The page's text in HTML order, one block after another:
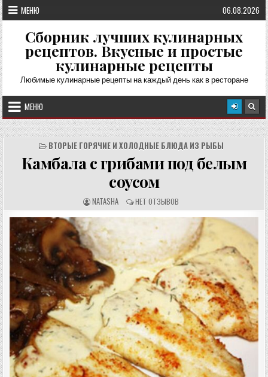
Перейти
к
содержимому
МЕНЮ 06.08.2026
Сборник лучших кулинарных
рецептов. Вкусные и простые
кулинарные рецепты
Любимые кулинарные рецепты на каждый день как в ресторане
МЕНЮ
ВТОРЫЕ ГОРЯЧИЕ И ХОЛОДНЫЕ БЛЮДА ИЗ РЫБЫ
Камбала с грибами под белым
соусом
А
В
Т
О
Р
Р
Е
Ц
Е
П
Т
А
:
NATASHA О
Т
З
Ы
:
НЕТ ОТЗЫВОВ